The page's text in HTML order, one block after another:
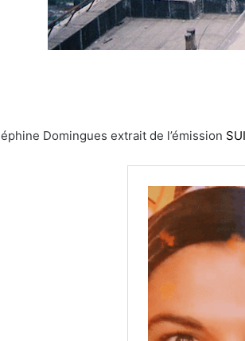
Domingues extrait de l’émission